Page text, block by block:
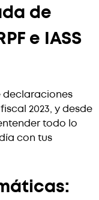
de
e IASS
declaraciones
2023, y desde
todo lo
con tus